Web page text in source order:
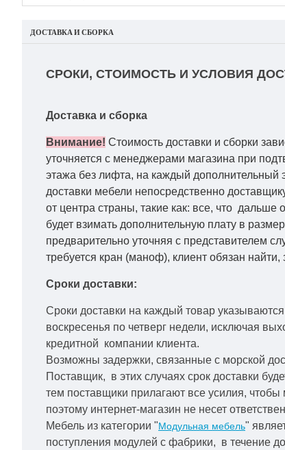
ДОСТАВКА И СБОРКА
СРОКИ, СТОИМОСТЬ И УСЛОВИЯ
Доставка и сборка
Внимание! Стоимость доставки и сборки
уточняется с менеджерами магазина при
этажа без лифта, на каждый дополнительный
доставки мебели непосредственно
от центра страны, такие как: все, что
будет взимать дополнительную плату в
предварительно уточняя с представителем
требуется кран (маноф), клиент обязан найти,
Сроки доставки:
Сроки доставки на каждый товар указываются
воскресенья по четверг недели, исключая
кредитной компании клиента.
Возможны задержки, связанные с морской
Поставщик, в этих случаях срок доставки
тем поставщики прилагают все усилия, чтобы
поэтому интернет-магазин не несет
Мебель из категории "Модульная мебель"
поступления модулей с фабрики, в течение